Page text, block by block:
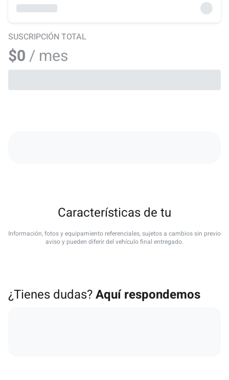
SUSCRIPCIÓN TOTAL
$0/ mes
Características de tu
Información, fotos y equipamiento referenciales, sujetos a cambios sin previo
aviso y pueden diferir del vehículo final entregado.
¿Tienes dudas?Aquí respondemos